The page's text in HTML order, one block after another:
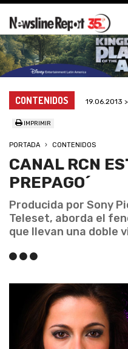
CONTENIDOS 19.06.2013
IMPRIMIR
PORTADA CONTENIDOS
CANAL RCN
PREPAGO´
Producida por Sony
Teleset, aborda el
que llevan una doble